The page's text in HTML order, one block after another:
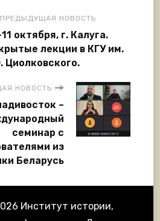
ПРЕДЫДУЩАЯ НОВОСТЬ
октября, г. Калуга.
лекции в КГУ им.
Циолковского.
НОВОСТЬ
–
семинар с
из
Беларусь
Институт истории,